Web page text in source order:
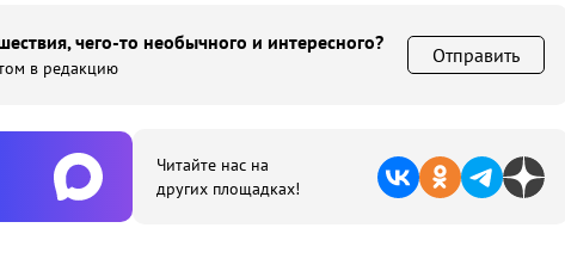
чего-то необычного и интересного?
в редакцию
Отправить
Читайте нас на
других площадках!